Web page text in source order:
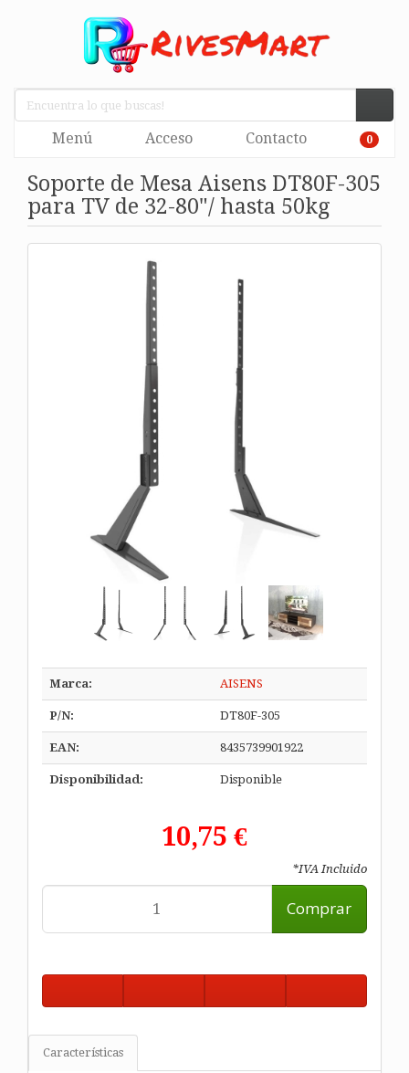
Menú Acceso Contacto 0
Soporte de Mesa Aisens DT80F-305
para TV de 32-80"/ hasta 50kg
Marca: AISENS
P/N: DT80F-305
EAN: 8435739901922
Disponibilidad: Disponible
10,75 €
*IVA Incluido
Comprar
Características